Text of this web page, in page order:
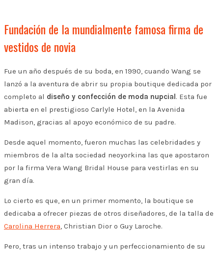
Fundación de la mundialmente famosa firma de
vestidos de novia
Fue un año después de su boda, en 1990, cuando Wang se
lanzó a la aventura de abrir su propia boutique dedicada por
completo al diseño y confección de moda nupcial . Esta fue
abierta en el prestigioso Carlyle Hotel, en la Avenida
Madison, gracias al apoyo económico de su padre.
Desde aquel momento, fueron muchas las celebridades y
miembros de la alta sociedad neoyorkina las que apostaron
por la firma Vera Wang Bridal House para vestirlas en su
gran día.
Lo cierto es que, en un primer momento, la boutique se
dedicaba a ofrecer piezas de otros diseñadores, de la talla de
Carolina Herrera, Christian Dior o Guy Laroche.
Pero, tras un intenso trabajo y un perfeccionamiento de su